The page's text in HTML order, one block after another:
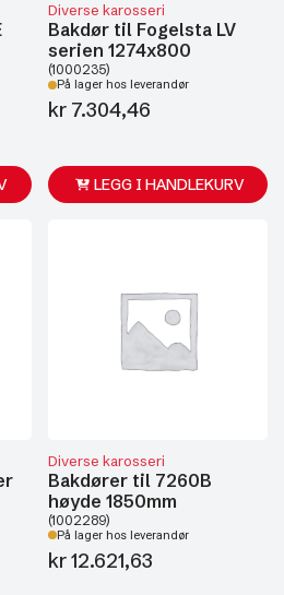
Diverse karosseri
Bakdør til Fogelsta LV
serien 1274x800
(1000235)
På lager hos leverandør
kr7.304,46
LEGG I HANDLEKURV
Diverse karosseri
Bakdører til 7260B
høyde 1850mm
(1002289)
På lager hos leverandør
kr12.621,63